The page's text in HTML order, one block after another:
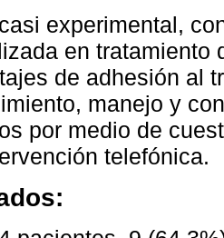
experimental,
en tratamiento
de adhesión al
manejo y
por medio de
telefónica.